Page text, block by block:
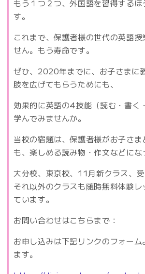
もう１つ２つ、外国語を習得する
す。
これまで、保護者様の世代の英語
せん。もう寿命です。
ぜひ、2020年までに、お子さまに
肢を広げてもらうためにも、
効果的に英語の4技能（読む・書く
学んでみませんか。
当校の宿題は、保護者様がお子さ
も、楽しめる読み物・作文などにな
大分校、東京校、11月新クラス、受
それ以外のクラスも随時無料体験
ています。
お問い合わせはこちらまで：
お申し込みは下記リンクのフォー
ます。